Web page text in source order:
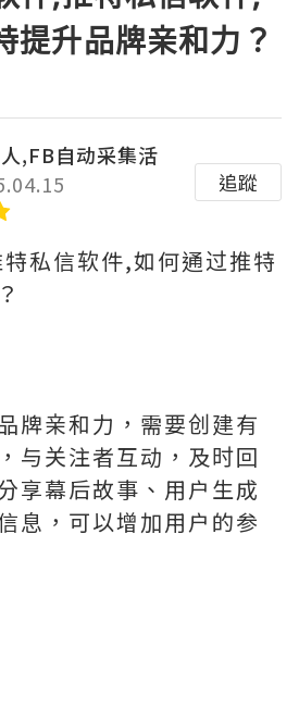
提升品牌亲和力？
,FB自动采集活
追蹤
私信软件,如何通过推特
牌亲和力，需要创建有
与关注者互动，及时回
享幕后故事、用户生成
息，可以增加用户的参